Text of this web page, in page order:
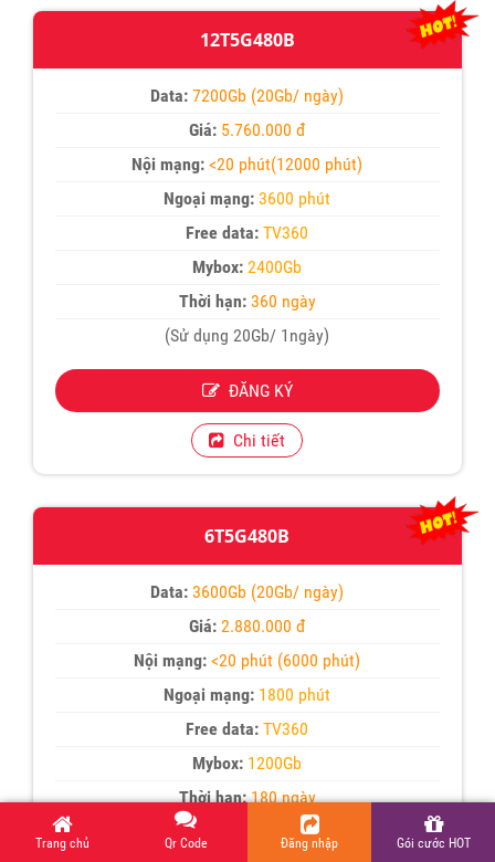
12T5G480B
Data: 7200Gb (20Gb/ ngày)
Giá: 5.760.000 đ
Nội mạng: <20 phút(12000 phút)
Ngoại mạng: 3600 phút
Free data: TV360
Mybox: 2400Gb
Thời hạn:360 ngày
(Sử dụng 20Gb/ 1ngày)
ĐĂNG KÝ
Chi tiết
6T5G480B
Data: 3600Gb (20Gb/ ngày)
Giá:2.880.000 đ
Nội mạng: <20 phút (6000 phút)
Ngoại mạng: 1800 phút
Free data: TV360
Mybox: 1200Gb
Thời hạn:180 ngày
(Sử dụng 20Gb/ 1ngày)
Trang chủ Qr Code Đăng nhập Gói cước HOT